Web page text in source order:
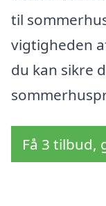
til
vigtigheden
du kan sikre
Få 3 tilbud,